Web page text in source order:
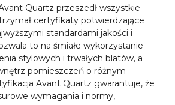
Quartz przeszedł wszystkie
certyfikaty potwierdzające
standardami jakości i
to na śmiałe wykorzystanie
stylowych i trwałych blatów, a
pomieszczeń o różnym
Avant Quartz gwarantuje, że
wymagania i normy,